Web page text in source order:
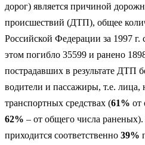
дорог) является причиной
происшествий (ДТП), общее
Российской Федерации за 1997 г.
этом погибло 35599 и ранено
пострадавших в результате ДТП
водители и пассажиры, т.е. лица,
транспортных средствах (61% от
62% – от общего числа
приходится соответственно 39%